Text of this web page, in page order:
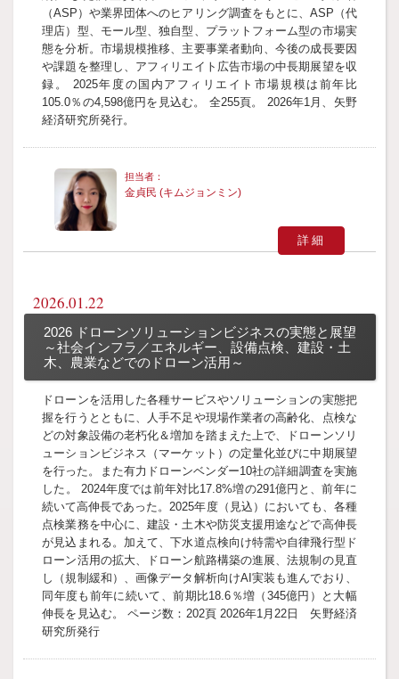
（ASP）や業界団体へのヒアリング調査をもとに、ASP（代
理店）型、モール型、独自型、プラットフォーム型の市場実
態を分析。市場規模推移、主要事業者動向、今後の成長要因
や課題を整理し、アフィリエイト広告市場の中長期展望を収
録。 2025年度の国内アフィリエイト市場規模は前年比
105.0％の4,598億円を見込む。 全255頁。 2026年1月、矢野
経済研究所発行。
金貞民 (キムジョンミン)
詳細
2026.01.22
2026 ドローンソリューションビジネスの実態と展望
～社会インフラ／エネルギー、設備点検、建設・土
木、農業などでのドローン活用～
ドローンを活用した各種サービスやソリューションの実態把
握を行うとともに、人手不足や現場作業者の高齢化、点検な
どの対象設備の老朽化＆増加を踏まえた上で、ドローンソリ
ューションビジネス（マーケット）の定量化並びに中期展望
を行った。また有力ドローンベンダー10社の詳細調査を実施
した。 2024年度では前年対比17.8%増の291億円と、前年に
続いて高伸長であった。2025年度（見込）においても、各種
点検業務を中心に、建設・土木や防災支援用途などで高伸長
が見込まれる。加えて、下水道点検向け特需や自律飛行型ド
ローン活用の拡大、ドローン航路構築の進展、法規制の見直
し（規制緩和）、画像データ解析向けAI実装も進んでおり、
同年度も前年に続いて、前期比18.6％増（345億円）と大幅
伸長を見込む。 ページ数：202頁 2026年1月22日 矢野経済
研究所発行